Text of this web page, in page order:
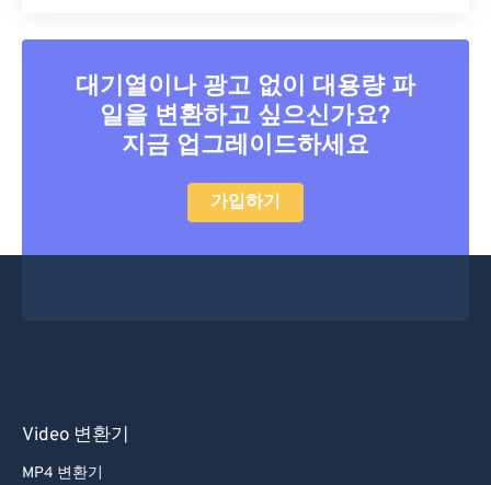
대기열이나 광고 없이 대용량 파
일을 변환하고 싶으신가요?
지금 업그레이드하세요
가입하기
Video 변환기
MP4 변환기